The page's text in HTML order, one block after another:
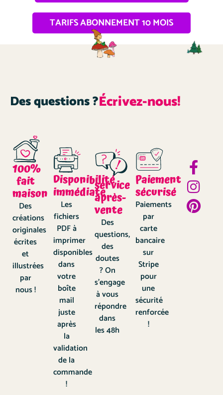
TARIFS ABONNEMENT 10 MOIS
Des questions ?Écrivez-nous!
100%
fait
maison
Des
créations
originales
écrites
et
illustrées
par
nous !
Disponibilité
immédiate
Les
fichiers
PDF à
imprimer
disponibles
dans
votre
boîte
mail
juste
après
la
validation
de la
commande
!
service
après-
vente
Des
questions,
des
doutes
? On
s’engage
à vous
répondre
dans
les 48h
Paiement
sécurisé
Paiements
par
carte
bancaire
sur
Stripe
pour
une
sécurité
renforcée
!